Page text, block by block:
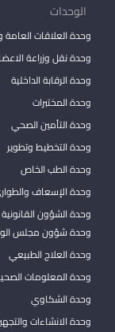
الوحدات
وحدة العلاقات العامة
وحدة نقل وزراعة
وحدة الرقابة الداخلية
وحدة المختبرات
وحدة التأمين الصحي
وحدة التخطيط وتطوير
وحدة الطب الخاص
وحدة الإسعاف
وحدة الشؤون القانونية
وحدة شؤون مجلس
وحدة العلاج الطبيعي
وحدة المعلومات
وحدة الشكاوي
وحدة الانشاءات